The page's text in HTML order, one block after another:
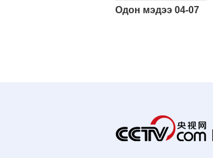
Одон мэдээ 04-07